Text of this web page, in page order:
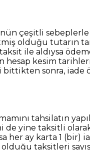
çeşitli
olduğu tutarın
ile aldıysa
kesim
sonra, iade
tahsilatın
de yine taksitli
ay karta 1 (bir)
taksitleri